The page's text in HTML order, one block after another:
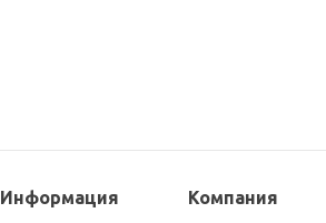
Информация Компания